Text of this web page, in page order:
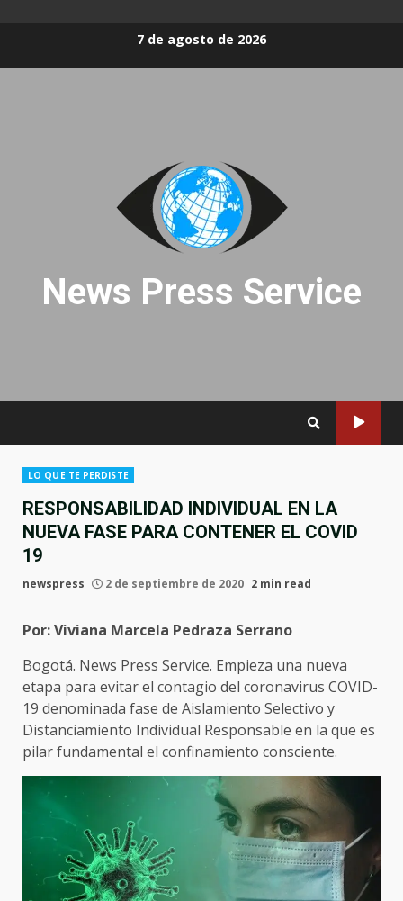
7 de agosto de 2026
News Press Service
LO QUE TE PERDISTE
RESPONSABILIDAD INDIVIDUAL EN LA
NUEVA FASE PARA CONTENER EL COVID
19
newspress 2 de septiembre de 2020 2 min read
Por: Viviana Marcela Pedraza Serrano
Bogotá. News Press Service. Empieza una nueva
etapa para evitar el contagio del coronavirus COVID-
19 denominada fase de Aislamiento Selectivo y
Distanciamiento Individual Responsable en la que es
pilar fundamental el confinamiento consciente.